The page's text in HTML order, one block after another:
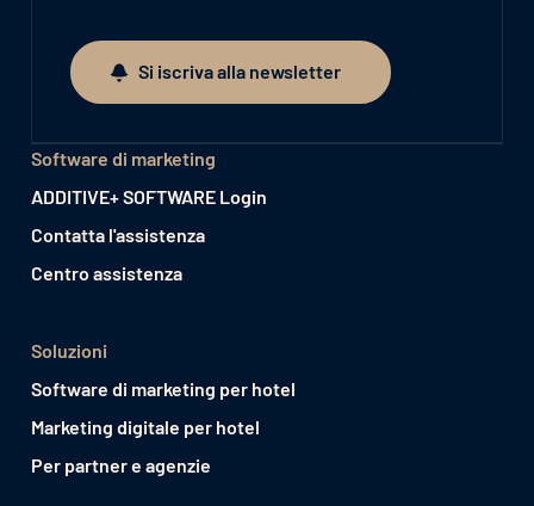
Si iscriva alla newsletter
Si iscriva alla newsletter
Software di marketing
ADDITIVE+ SOFTWARE Login
Contatta l'assistenza
Centro assistenza
Soluzioni
Software di marketing per hotel
Marketing digitale per hotel
Per partner e agenzie